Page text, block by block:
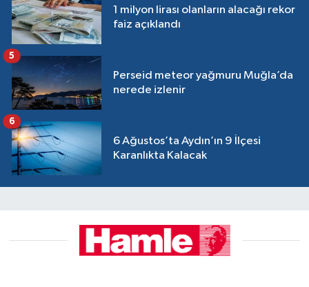
1 milyon lirası olanların alacağı rekor
faiz açıklandı
Perseid meteor yağmuru Muğla’da
nerede izlenir
5
6 Ağustos’ta Aydın’ın 9 İlçesi
Karanlıkta Kalacak
6